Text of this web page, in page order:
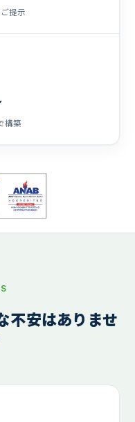
提示
構築
不安はありませ